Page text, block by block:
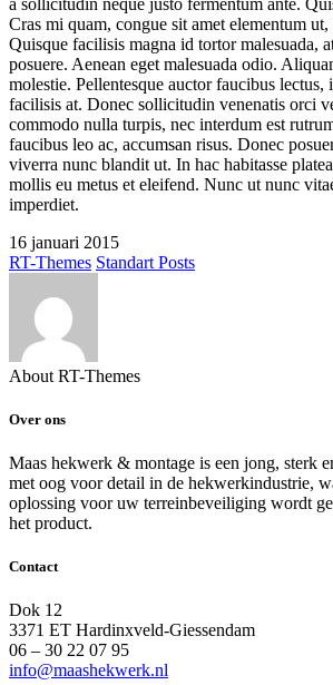
Cras mi quam, congue sit amet elementum ut,
Quisque facilisis magna id tortor malesuada,
posuere. Aenean eget malesuada odio.
molestie. Pellentesque auctor faucibus lectus,
facilisis at. Donec sollicitudin venenatis orci
commodo nulla turpis, nec interdum est
faucibus leo ac, accumsan risus. Donec
viverra nunc blandit ut. In hac habitasse
mollis eu metus et eleifend. Nunc ut nunc
imperdiet.
16 januari 2015
RT-Themes Standart Posts
About RT-Themes
Over ons
Maas hekwerk & montage is een jong, sterk
met oog voor detail in de hekwerkindustrie,
oplossing voor uw terreinbeveiliging wordt
het product.
Contact
Dok 12
3371 ET Hardinxveld-Giessendam
06 – 30 22 07 95
info@maashekwerk.nl